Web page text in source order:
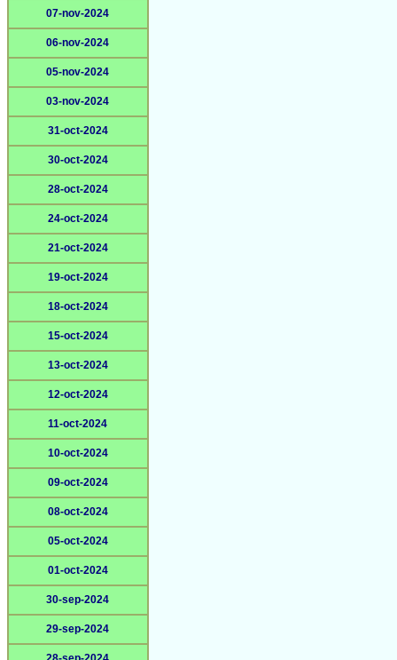
07-nov-2024
06-nov-2024
05-nov-2024
03-nov-2024
31-oct-2024
30-oct-2024
28-oct-2024
24-oct-2024
21-oct-2024
19-oct-2024
18-oct-2024
15-oct-2024
13-oct-2024
12-oct-2024
11-oct-2024
10-oct-2024
09-oct-2024
08-oct-2024
05-oct-2024
01-oct-2024
30-sep-2024
29-sep-2024